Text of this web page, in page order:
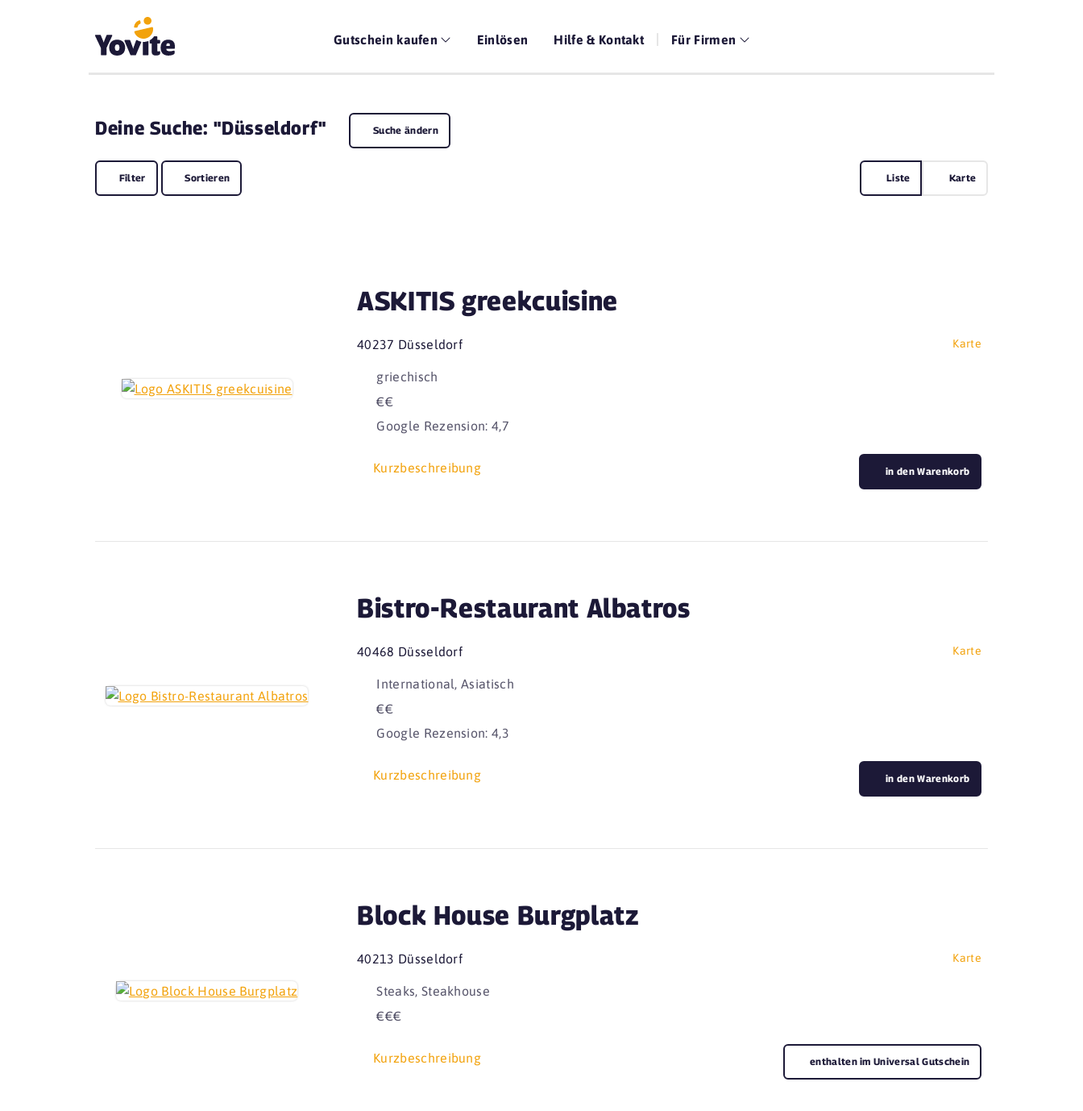
Gutschein kaufen Einlösen Hilfe & Kontakt Für Firmen
Deine Suche: "Düsseldorf" Suche ändern
Filter Sortieren Liste Karte
ASKITIS greekcuisine
40237 Düsseldorf Karte
griechisch
€€
Google Rezension: 4,7
Kurzbeschreibung in den Warenkorb
Bistro-Restaurant Albatros
40468 Düsseldorf Karte
International, Asiatisch
€€
Google Rezension: 4,3
Kurzbeschreibung in den Warenkorb
Block House Burgplatz
40213 Düsseldorf Karte
Steaks, Steakhouse
€€€
Kurzbeschreibung enthalten im Universal Gutschein